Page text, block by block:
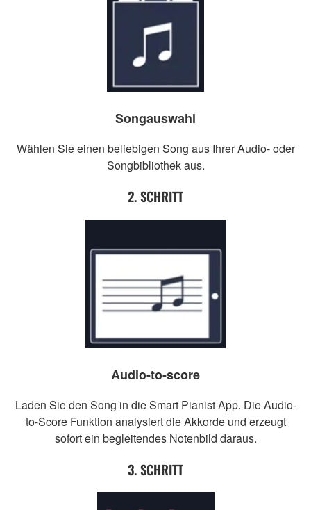
Songauswahl
Wählen Sie einen beliebigen Song aus Ihrer Audio- oder
Songbibliothek aus.
2. SCHRITT
Audio-to-score
Laden Sie den Song in die Smart Pianist App. Die Audio-
to-Score Funktion analysiert die Akkorde und erzeugt
sofort ein begleitendes Notenbild daraus.
3. SCHRITT